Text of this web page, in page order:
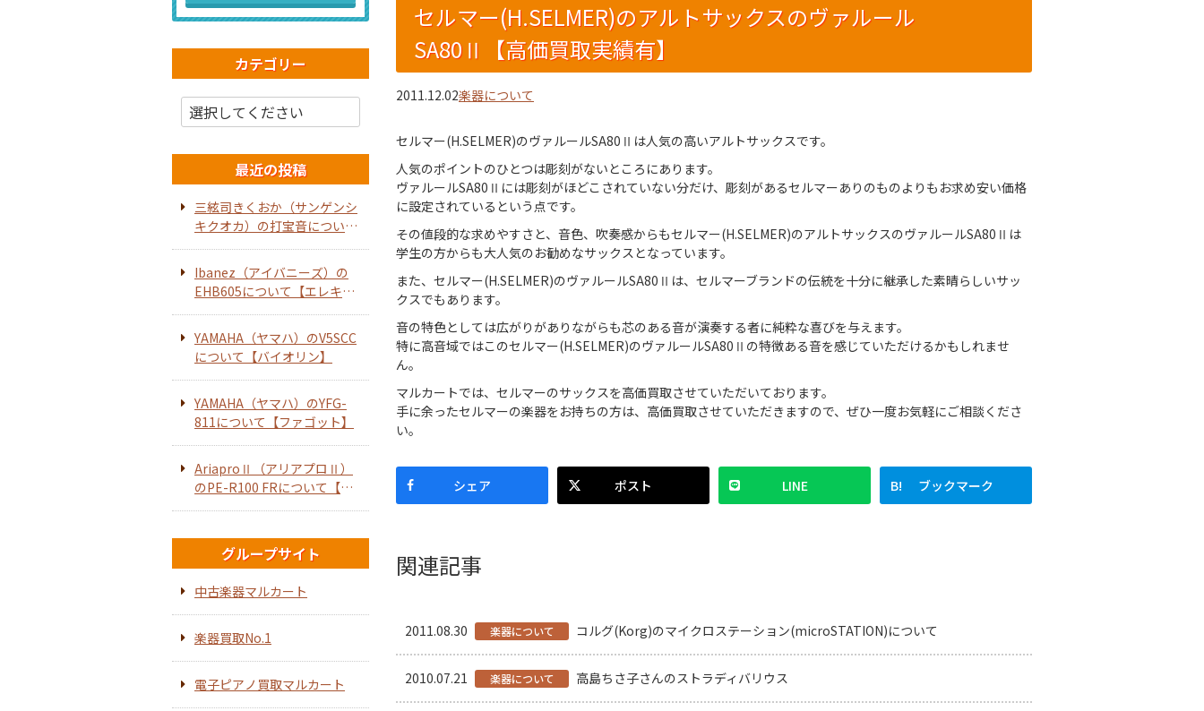
セルマー(H.SELMER)のアルトサックスのヴァルール
SA80Ⅱ【高価買取実績有】
2011.12.02楽器について
セルマー(H.SELMER)のヴァルールSA80Ⅱは人気の高いアルトサックスです。
人気のポイントのひとつは彫刻がないところにあります。
ヴァルールSA80Ⅱには彫刻がほどこされていない分だけ、彫刻があるセルマーありのものよりもお求め安い価格
に設定されているという点です。
その値段的な求めやすさと、音色、吹奏感からもセルマー(H.SELMER)のアルトサックスのヴァルールSA80Ⅱは
学生の方からも大人気のお勧めなサックスとなっています。
また、セルマー(H.SELMER)のヴァルールSA80Ⅱは、セルマーブランドの伝統を十分に継承した素晴らしいサッ
クスでもあります。
音の特色としては広がりがありながらも芯のある音が演奏する者に純粋な喜びを与えます。
特に高音域ではこのセルマー(H.SELMER)のヴァルールSA80Ⅱの特徴ある音を感じていただけるかもしれませ
ん。
マルカートでは、セルマーのサックスを高価買取させていただいております。
手に余ったセルマーの楽器をお持ちの方は、高価買取させていただきますので、ぜひ一度お気軽にご相談くださ
い。
シェア ポスト LINE ブックマーク
関連記事
2011.08.30 楽器について コルグ(Korg)のマイクロステーション(microSTATION)について
2010.07.21 楽器について 高島ちさ子さんのストラディバリウス
カテゴリー
最近の投稿
三絃司きくおか（サンゲンシ
キクオカ）の打宝音について
【ホーンスピーカー】
Ibanez（アイバニーズ）の
EHB605について【エレキベ
ース】
YAMAHA（ヤマハ）のV5SCC
について【バイオリン】
YAMAHA（ヤマハ）のYFG-
811について【ファゴット】
AriaproⅡ（アリアプロⅡ）
のPE-R100 FRについて【エ
レキギター】
グループサイト
中古楽器マルカート
楽器買取No.1
電子ピアノ買取マルカート